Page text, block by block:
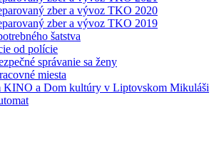
zber a vývoz TKO 2020
zber a vývoz TKO 2019
šatstva
od polície
správanie sa ženy
miesta
KINO a Dom kultúry v Liptovskom Mikuláši